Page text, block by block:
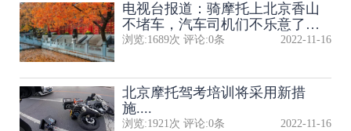
电视台报道：骑摩托上北京香山
不堵车，汽车司机们不乐意了…
浏览:1689次 评论:0条 2022-11-16
北京摩托驾考培训将采用新措
施....
浏览:1921次 评论:0条 2022-11-16